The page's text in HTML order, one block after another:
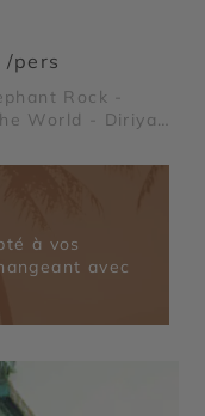
/pers
Rock -
World - Diriyah
à vos
avec